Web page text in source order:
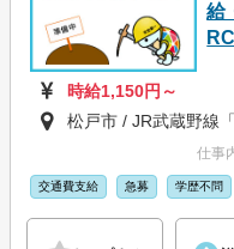
給
時給1,150円～
松戸市 / JR武蔵野線
仕事
交通費支給 急募 学歴不問